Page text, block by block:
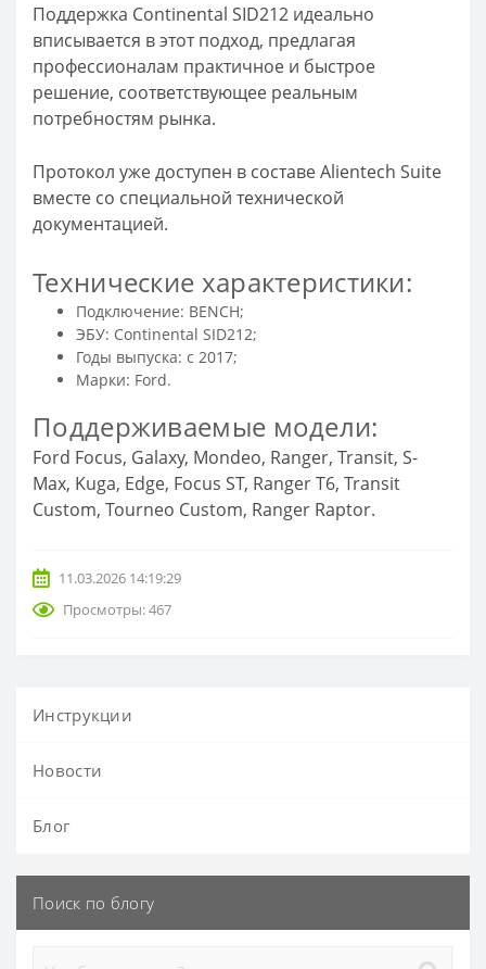
Поддержка Continental SID212 идеально
вписывается в этот подход, предлагая
профессионалам практичное и быстрое
решение, соответствующее реальным
потребностям рынка.
Протокол уже доступен в составе Alientech Suite
вместе со специальной технической
документацией.
Технические характеристики:
Подключение: BENCH;
ЭБУ: Continental SID212;
Годы выпуска: с 2017;
Марки: Ford.
Поддерживаемые модели:
Ford Focus, Galaxy, Mondeo, Ranger, Transit, S-
Max, Kuga, Edge, Focus ST, Ranger T6, Transit
Custom, Tourneo Custom, Ranger Raptor.
11.03.2026 14:19:29
Просмотры: 467
Инструкции
Новости
Блог
Поиск по блогу